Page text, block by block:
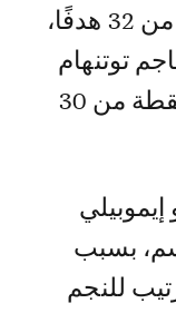
المركز الثاني برصيد 64 نقطة من 32 هدفًا،
توتنهام
إلى المركز الثالث برصيد 60 نقطة من 30
بسبب
للنجم